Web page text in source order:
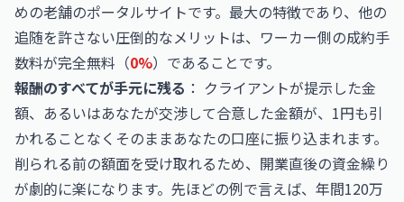
めの老舗のポータルサイトです。最大の特徴であり、他の
追随を許さない圧倒的なメリットは、ワーカー側の成約手
数料が完全無料（0%）であることです。
報酬のすべてが手元に残る ： クライアントが提示した金
額、あるいはあなたが交渉して合意した金額が、1円も引
かれることなくそのままあなたの口座に振り込まれます。
削られる前の額面を受け取れるため、開業直後の資金繰り
が劇的に楽になります。先ほどの例で言えば、年間120万